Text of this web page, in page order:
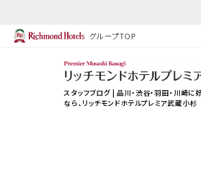
グループTOP
スタッフブログ | 品川・渋谷・羽田・川崎
なら、 リッチモンドホテルプレミア武蔵小杉